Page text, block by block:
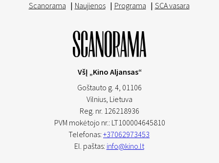
Scanorama | Naujienos | Programa | SCA vasara
VšĮ „Kino Aljansas“
Goštauto g. 4, 01106
Vilnius, Lietuva
Reg. nr. 126218936
PVM mokėtojo nr.: LT100004645810
Telefonas: +37062973453
El. paštas: info@kino.lt